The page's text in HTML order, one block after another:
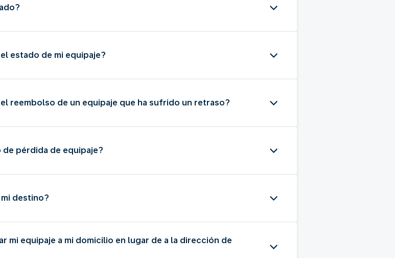
estado de mi equipaje?
reembolso de un equipaje que ha sufrido un retraso?
de pérdida de equipaje?
destino?
mi equipaje a mi domicilio en lugar de a la dirección de